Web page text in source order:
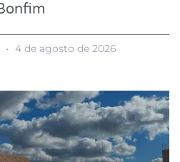
4 de agosto de 2026